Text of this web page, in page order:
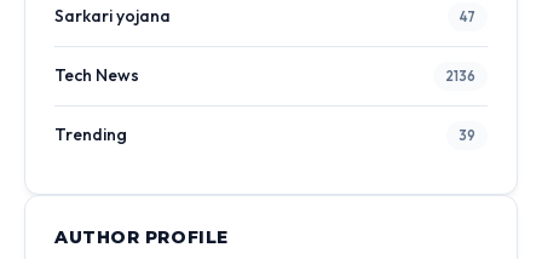
Sarkari yojana 47
Tech News 2136
Trending 39
AUTHOR PROFILE